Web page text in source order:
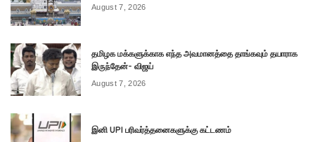
August 7, 2026
தமிழக மக்களுக்காக எந்த அவமானத்தை தாங்கவும் தயாராக
இருந்தேன்- விஜய்
August 7, 2026
இனி UPI பரிவர்த்தனைகளுக்கு கட்டணம்